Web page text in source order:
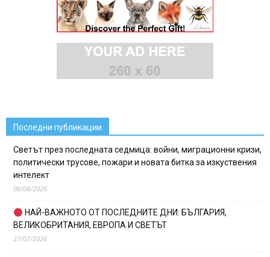
Последни публикации
Светът през последната седмица: войни, миграционни кризи,
политически трусове, пожари и новата битка за изкуствения
интелект
06/08/2026
НАЙ-ВАЖНОТО ОТ ПОСЛЕДНИТЕ ДНИ: БЪЛГАРИЯ,
ВЕЛИКОБРИТАНИЯ, ЕВРОПА И СВЕТЪТ
27/07/2026